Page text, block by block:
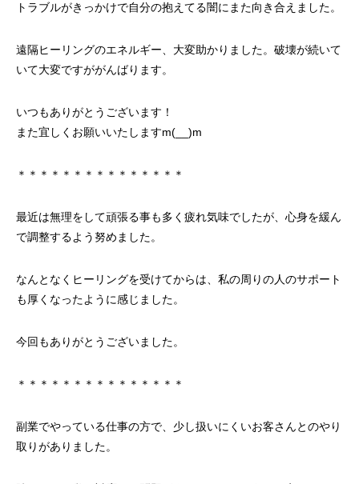
トラブルがきっかけで自分の抱えてる闇にまた向き合えました。
遠隔ヒーリングのエネルギー、大変助かりました。破壊が続いて
いて大変ですががんばります。
いつもありがとうございます！
また宜しくお願いいたしますm(__)m
＊＊＊＊＊＊＊＊＊＊＊＊＊＊＊
最近は無理をして頑張る事も多く疲れ気味でしたが、心身を緩ん
で調整するよう努めました。
なんとなくヒーリングを受けてからは、私の周りの人のサポート
も厚くなったように感じました。
今回もありがとうございました。
＊＊＊＊＊＊＊＊＊＊＊＊＊＊＊
副業でやっている仕事の方で、少し扱いにくいお客さんとのやり
取りがありました。